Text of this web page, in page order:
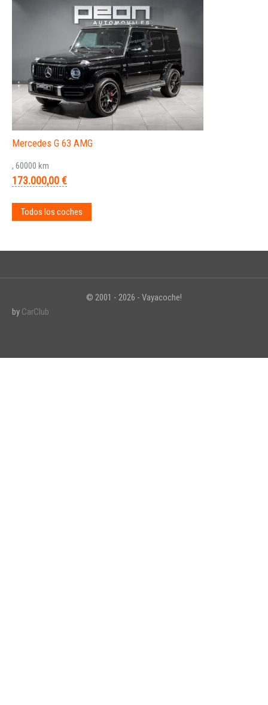
Mercedes G 63 AMG
, 60000 km
173.000,00 €
Todos los coches
© 2001 - 2026 - Vayacoche!
by CarClub